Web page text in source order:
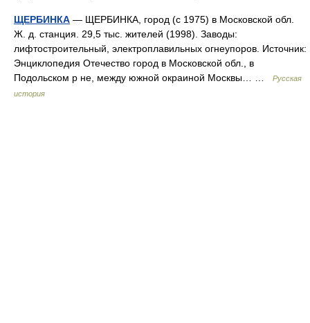
ЩЕРБИНКА — ЩЕРБИНКА, город (с 1975) в Московской обл.
Ж. д. станция. 29,5 тыс. жителей (1998). Заводы:
лифтостроительный, электроплавильных огнеупоров. Источник:
Энциклопедия Отечество город в Московской обл., в
Подольском р не, между южной окраиной Москвы… …
Русская
история